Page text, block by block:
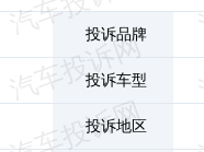
投诉品牌
投诉车型
投诉地区